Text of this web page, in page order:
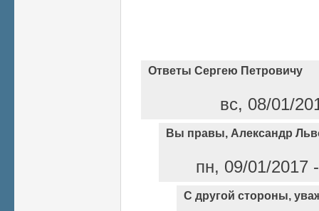
Ответы Сергею Петровичу
вс, 08/01/
Вы правы, Александр
пн, 09/01/
С другой стороны,